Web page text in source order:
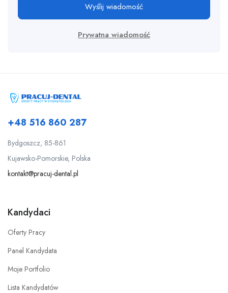
Wyślij wiadomość
Prywatna wiadomość
+48 516 860 287
Bydgoszcz, 85-861
Kujawsko-Pomorskie, Polska
kontakt@pracuj-dental.pl
Kandydaci
Oferty Pracy
Panel Kandydata
Moje Portfolio
Lista Kandydatów